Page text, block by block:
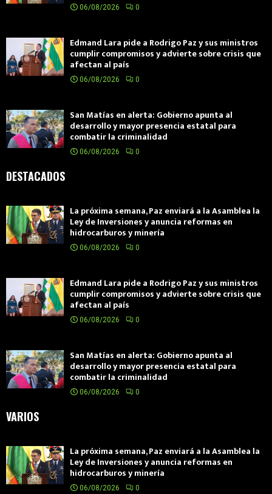
06/08/2026 0
Edmand Lara pide a Rodrigo Paz y sus ministros
cumplir compromisos y advierte sobre crisis que
afectan al país
06/08/2026 0
San Matías en alerta: Gobierno apunta al
desarrollo y mayor presencia estatal para
combatir la criminalidad
06/08/2026 0
DESTACADOS
La próxima semana, Paz enviará a la Asamblea la
Ley de Inversiones y anuncia reformas en
hidrocarburos y minería
06/08/2026 0
Edmand Lara pide a Rodrigo Paz y sus ministros
cumplir compromisos y advierte sobre crisis que
afectan al país
06/08/2026 0
San Matías en alerta: Gobierno apunta al
desarrollo y mayor presencia estatal para
combatir la criminalidad
06/08/2026 0
VARIOS
La próxima semana, Paz enviará a la Asamblea la
Ley de Inversiones y anuncia reformas en
hidrocarburos y minería
06/08/2026 0